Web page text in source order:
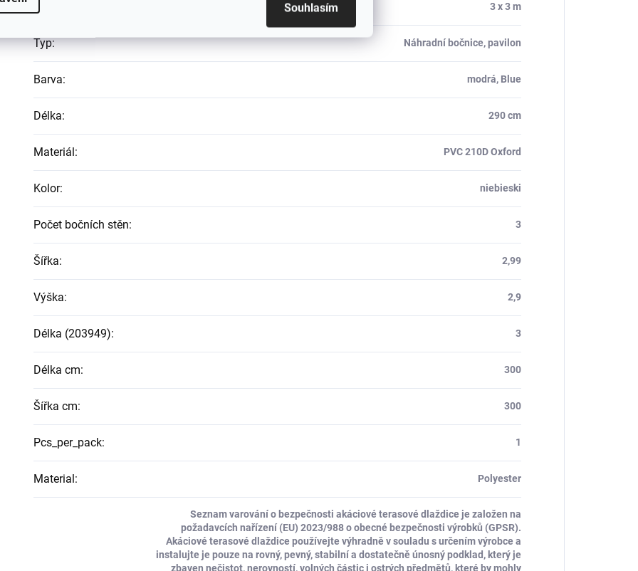
Souhlasím 3 x 3 m
Typ: Náhradní bočnice, pavilon
Barva: modrá, Blue
Délka: 290 cm
Materiál: PVC 210D Oxford
Kolor: niebieski
Počet bočních stěn: 3
Šířka: 2,99
Výška: 2,9
Délka (203949): 3
Délka cm: 300
Šířka cm: 300
Pcs_per_pack: 1
Material: Polyester
Seznam varování o bezpečnosti akáciové terasové dlaždice je založen na
požadavcích nařízení (EU) 2023/988 o obecné bezpečnosti výrobků (GPSR).
Akáciové terasové dlaždice používejte výhradně v souladu s určením výrobce a
instalujte je pouze na rovný, pevný, stabilní a dostatečně únosný podklad, který je
zbaven nečistot, nerovností, volných částic i ostrých předmětů, které by mohly